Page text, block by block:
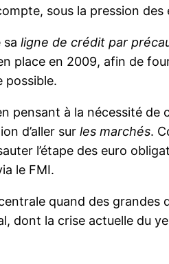
sous la pression des
saligne de crédit par
place en 2009, afin de
possible.
pensant à la nécessité
d’aller surles marchés.
l’étape des euro
le FMI.
quand des
dont la crise actuelle du